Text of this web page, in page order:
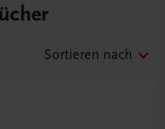
Sortieren nach